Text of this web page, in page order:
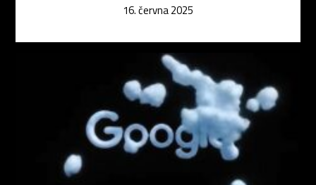
16. června 2025